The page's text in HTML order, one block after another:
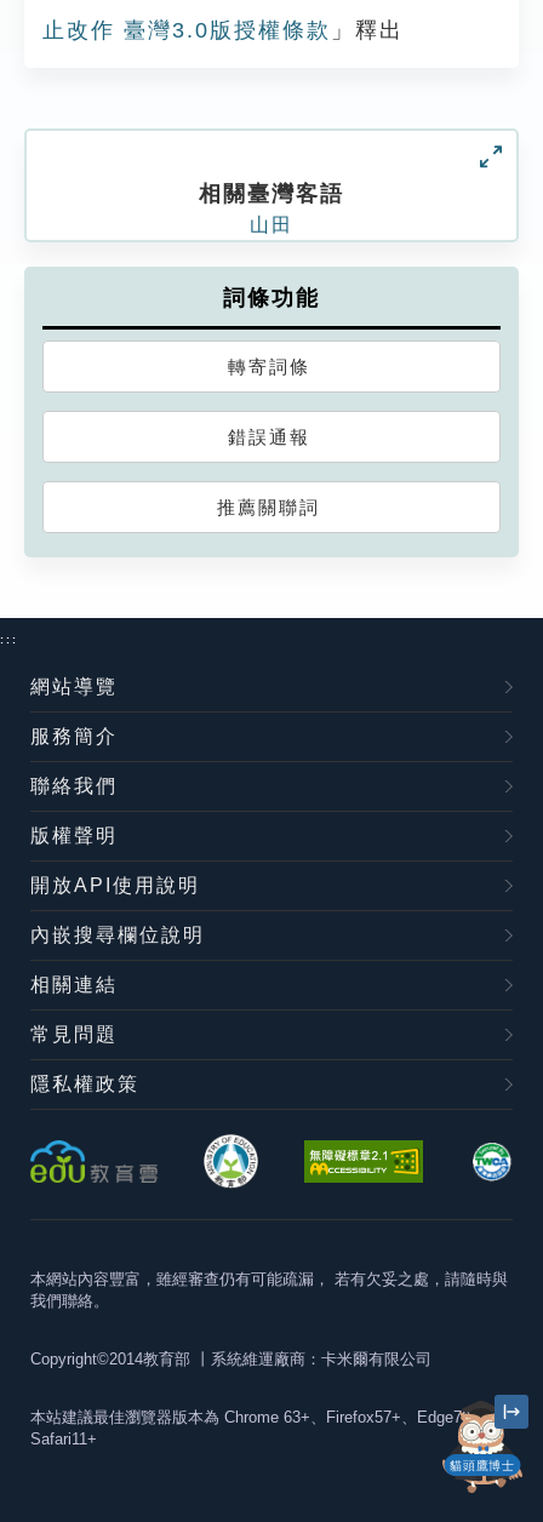
止改作 臺灣3.0版授權條款 」釋出
相關臺灣客語
山田
詞條功能
轉寄詞條
錯誤通報
推薦關聯詞
貓頭鷹博士
:::
網站導覽
服務簡介
聯絡我們
版權聲明
開放API使用說明
內嵌搜尋欄位說明
相關連結
常見問題
隱私權政策
本網站內容豐富，雖經審查仍有可能疏漏， 若有欠妥之處，請隨時與
我們聯絡。
Copyright©2014教育部 丨系統維運廠商：卡米爾有限公司
本站建議最佳瀏覽器版本為 Chrome 63+、Firefox57+、Edge79+及
Safari11+